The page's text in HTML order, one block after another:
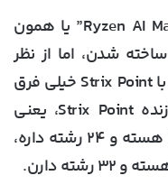
پردازنده‌های AMD با اسم رمز “Ryzen AI Max” یا همون
Strix Halo بر پایه معماری Zen 5 ساخته شدن، اما از نظر
مشخصات و گرافیک داخلی (iGPU) با Strix Point خیلی فرق
دارن. در حالی که قوی‌ترین پردازنده Strix Point، یعنی
Ryzen AI 9 HX 370/375، فقط تا ۱۲ هسته و ۲۴ رشته داره،